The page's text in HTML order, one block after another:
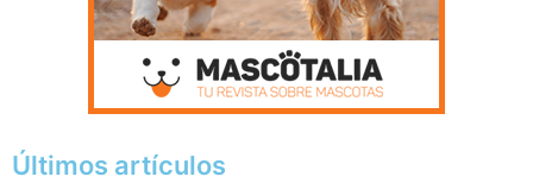
Últimos artículos